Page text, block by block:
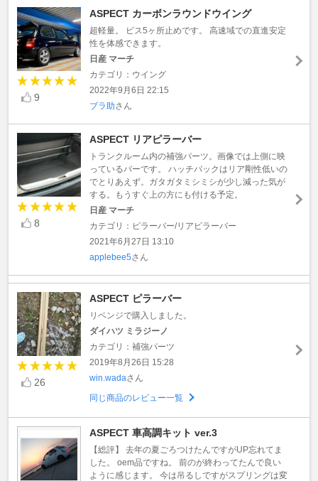
9
ASPECT カーボンラウンドウイング
超軽量。 ビス5ヶ所止めです。 高速域での直進安定
性を体感できます。
日産 マーチ
カテゴリ：ウイング
2022年9月6日 22:15
ブラ助さん
8
ASPECT リアピラーバー
トランクルーム内の補強パーツ。画像では上側に映
っているバーです。 ハッチバックはリア剛性低いの
でとりあえず。ガタガタミシミシが少し減った気が
する。もうすぐ上の方にも付ける予定。
日産 マーチ
カテゴリ：ピラーバー/リアピラーバー
2021年6月27日 13:10
applebee5さん
26
ASPECT ピラーバー
リベンジで購入しました。
ダイハツ ミラジーノ
カテゴリ：補強パーツ
2019年8月26日 15:28
win.wadaさん
同じ商品のレビュー一覧
ASPECT 車高調キット ver.3
【総評】 去年の夏ごろつけたんですがUP忘れてま
した。 oem品ですね。 前のが終わってたんで良い
ように感じます。 今は吊るしですがスプリングは変